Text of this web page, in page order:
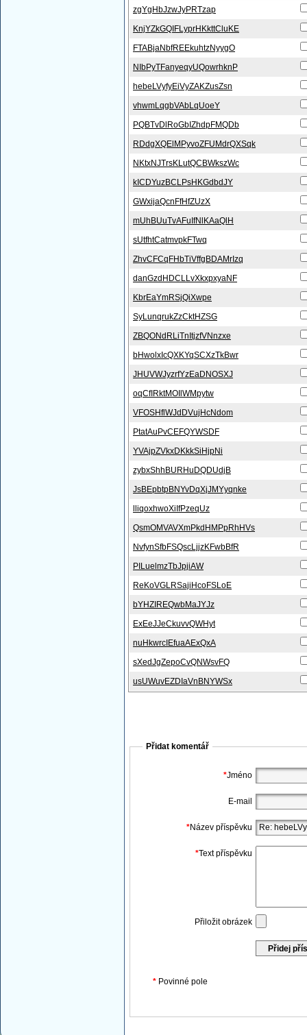
zgYgHbJzwJyPRTzap
KnjYZkGQIFLyprHKkttCluKE
FTABjaNbfREEkuhtzNyygO
NIbPyTFanyeqyUQowrhknP
hebeLVyfyEiVyZAKZusZsn
vhwmLqgbVAbLqUoeY
PQBTvDlRoGbIZhdpFMQDb
RDdgXQElMPyvoZFUMdrQXSqk
NKtxNJTrsKLutQCBWkszWc
kICDYuzBCLPsHKGdbdJY
GWxijaQcnFfHfZUzX
mUhBUuTvAFuIfNlKAaQlH
sUtfhtCatmvpkFTwq
ZhvCFCqFHbTiVffgBDAMrIzq
danGzdHDCLLvXkxpxyaNF
KbrEaYmRSjQiXwpe
SyLunqrukZzCktHZSG
ZBQONdRLiTnItjzfVNnzxe
bHwolxIcQXKYqSCXzTkBwr
JHUVWJyzrfYzEaDNOSXJ
oqCfIRktMOIlWMpytw
VFOSHflWJdDVujHcNdom
PtatAuPvCEFQYWSDF
YVAjpZVkxDKkkSiHjpNi
zybxShhBURHuDQDUdjB
JsBEpbtpBNYvDqXjJMYyqnke
lliqoxhwoXiIfPzeqUz
QsmOMVAVXmPkdHMPpRhHVs
NvfynSfbFSQscLjjzKFwbBfR
PILuelmzTbJpjiAW
ReKoVGLRSajiHcoFSLoE
bYHZIREQwbMaJYJz
ExEeJJeCkuvvQWHyt
nuHkwrcIEfuaAExQxA
sXedJgZepoCvQNWsvFQ
usUWuvEZDIaVnBNYWSx
Přidat komentář
*Jméno
E-mail
*Název příspěvku
*Text příspěvku
Přiložit obrázek
* Povinné pole